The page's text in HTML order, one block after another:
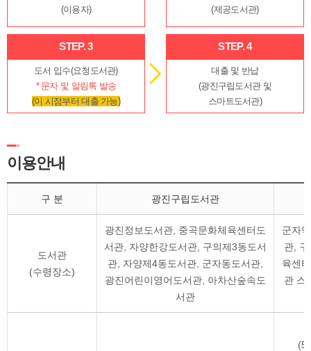
(이용자)
(제공도서관)
STEP. 3
도서 입수(요청도서관)
* 문자 및 알림톡 발송
(이 시점부터 대출 가능)
STEP. 4
대출 및 반납
(광진구립도서관 및
스마트도서관)
이용안내
구 분 광진구립도서관
도서관
(수령장소)
광진정보도서관, 중곡문화체육센터도
서관, 자양한강도서관, 구의제3동도서
관, 자양제4동도서관, 군자동도서관,
광진어린이영어도서관, 아차산숲속도
서관
군자
관,
육센
관 스